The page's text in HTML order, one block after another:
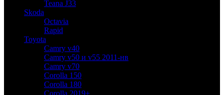
Teana J33
Skoda
Octavia
Rapid
Toyota
Camry v40
Camry v50 и v55 2011-нв
Camry v70
Corolla 150
Corolla 180
Corolla 2019+